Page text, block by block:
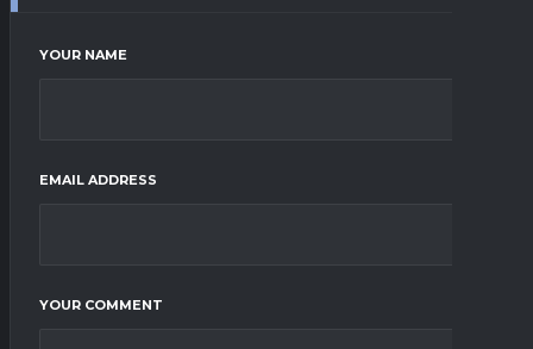
YOUR NAME
EMAIL ADDRESS
YOUR COMMENT